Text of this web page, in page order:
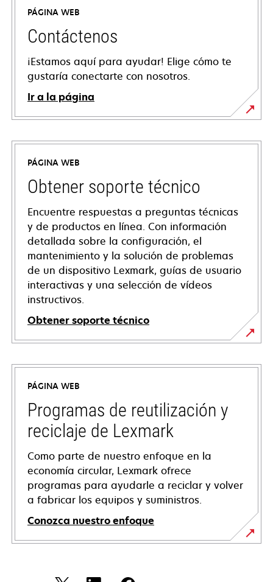
PÁGINA WEB
Contáctenos
¡Estamos aquí para ayudar! Elige cómo te
gustaría conectarte con nosotros.
Ir a la página
PÁGINA WEB
Obtener soporte técnico
Encuentre respuestas a preguntas técnicas
y de productos en línea. Con información
detallada sobre la configuración, el
mantenimiento y la solución de problemas
de un dispositivo Lexmark, guías de usuario
interactivas y una selección de vídeos
instructivos.
Obtener soporte técnico
se
abre
una
pestaña
nueva
PÁGINA WEB
Programas de reutilización y
reciclaje de Lexmark
Como parte de nuestro enfoque en la
economía circular, Lexmark ofrece
programas para ayudarle a reciclar y volver
a fabricar los equipos y suministros.
Conozca nuestro enfoque